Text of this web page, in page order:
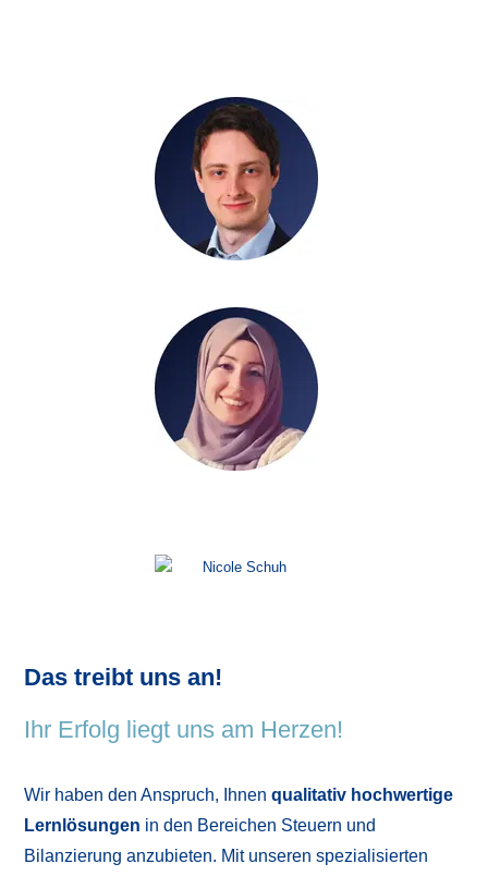
Das treibt uns an!
Ihr Erfolg liegt uns am Herzen!
Wir haben den Anspruch, Ihnen qualitativ hochwertige
Lernlösungen in den Bereichen Steuern und
Bilanzierung anzubieten. Mit unseren spezialisierten